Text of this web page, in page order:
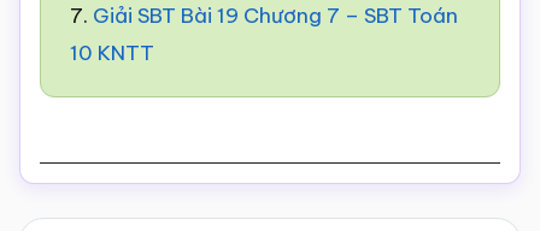
7. Giải SBT Bài 19 Chương 7 – SBT Toán
10 KNTT